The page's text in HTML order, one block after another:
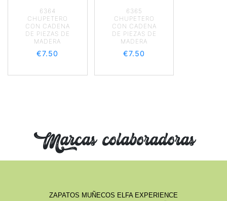
6364
CHUPETERO
CON CADENA
DE PIEZAS DE
MADERA
€7.50
6365
CHUPETERO
CON CADENA
DE PIEZAS DE
MADERA
€7.50
Marcas colaboradoras
ZAPATOS MUÑECOS ELFA EXPERIENCE